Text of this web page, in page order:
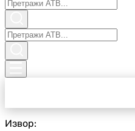
Извор: